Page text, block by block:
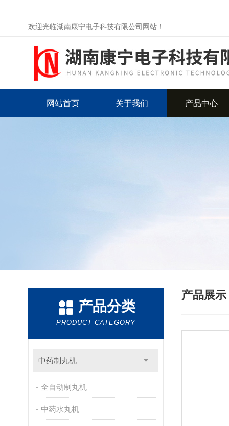
欢迎光临湖南康宁电子科技有限公司网站！
网站首页 关于我们 产品中心
产品分类
PRODUCT CATEGORY
中药制丸机
全自动制丸机
中药水丸机
产品展示